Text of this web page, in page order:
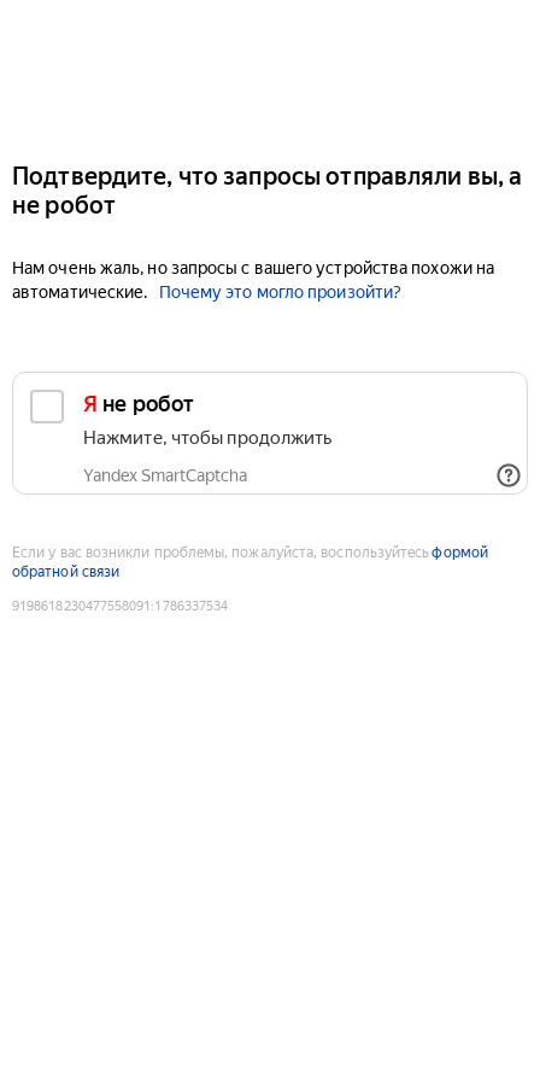
Подтвердите, что запросы отправляли вы, а
не робот
Нам очень жаль, но запросы с вашего устройства похожи на
автоматические.
Почему это могло произойти?
Я не робот
Нажмите, чтобы продолжить
Yandex SmartCaptcha
Если у вас возникли проблемы, пожалуйста, воспользуйтесьформой
обратной связи
9198618230477558091 :1786337534